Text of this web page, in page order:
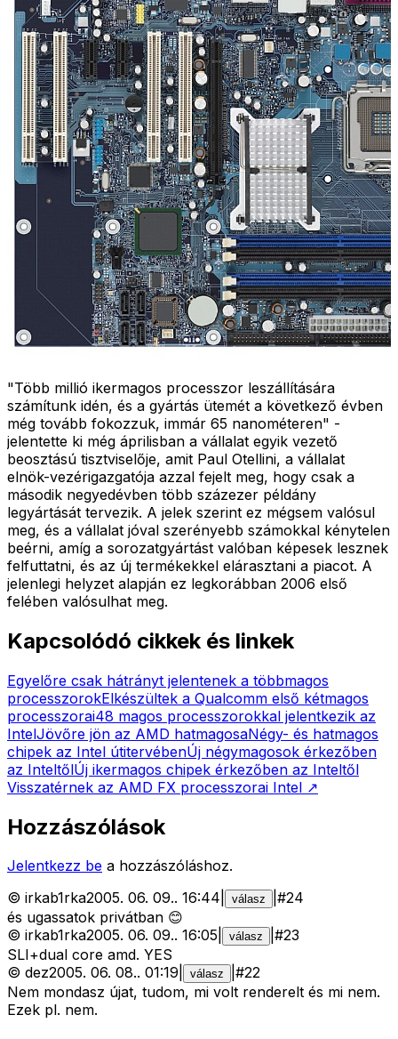
"Több millió ikermagos processzor leszállítására
számítunk idén, és a gyártás ütemét a következő évben
még tovább fokozzuk, immár 65 nanométeren" -
jelentette ki még áprilisban a vállalat egyik vezető
beosztású tisztviselője, amit Paul Otellini, a vállalat
elnök-vezérigazgatója azzal fejelt meg, hogy csak a
második negyedévben több százezer példány
legyártását tervezik. A jelek szerint ez mégsem valósul
meg, és a vállalat jóval szerényebb számokkal kénytelen
beérni, amíg a sorozatgyártást valóban képesek lesznek
felfuttatni, és az új termékekkel elárasztani a piacot. A
jelenlegi helyzet alapján ez legkorábban 2006 első
felében valósulhat meg.
Kapcsolódó cikkek és linkek
Egyelőre csak hátrányt jelentenek a többmagos
processzorokElkészültek a Qualcomm első kétmagos
processzorai48 magos processzorokkal jelentkezik az
IntelJövőre jön az AMD hatmagosaNégy- és hatmagos
chipek az Intel útitervébenÚj négymagosok érkezőben
az InteltőlÚj ikermagos chipek érkezőben az Inteltől
Visszatérnek az AMD FX processzorai Intel ↗
Hozzászólások
Jelentkezz be a hozzászóláshoz.
© irkab1rka2005. 06. 09.. 16:44 válasz #24
és ugassatok privátban 😊
© irkab1rka2005. 06. 09.. 16:05 válasz #23
SLI+dual core amd. YES
© dez2005. 06. 08.. 01:19 válasz #22
Nem mondasz újat, tudom, mi volt renderelt és mi nem.
Ezek pl. nem.